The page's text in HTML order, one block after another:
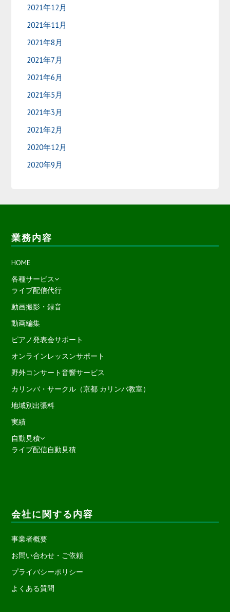
2021年12月
2021年11月
2021年8月
2021年7月
2021年6月
2021年5月
2021年3月
2021年2月
2020年12月
2020年9月
業務内容
HOME
各種サービス
ライブ配信代行
動画撮影・録音
動画編集
ピアノ発表会サポート
オンラインレッスンサポート
野外コンサート音響サービス
カリンバ・サークル（京都 カリンバ教室）
地域別出張料
実績
自動見積
ライブ配信自動見積
会社に関する内容
事業者概要
お問い合わせ・ご依頼
プライバシーポリシー
よくある質問